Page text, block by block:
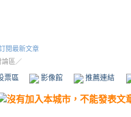
閱最新文章
論區／
票區 影像館 推薦連結